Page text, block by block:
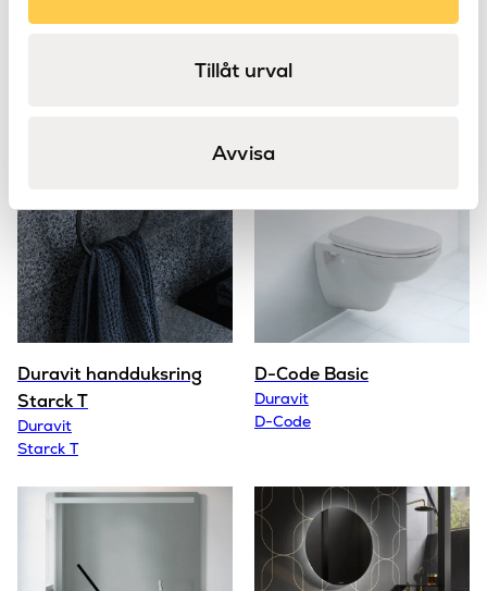
Tillåt urval
Avvisa
Duravit handduksring
Starck T
Duravit
Starck T
D-Code Basic
Duravit
D-Code